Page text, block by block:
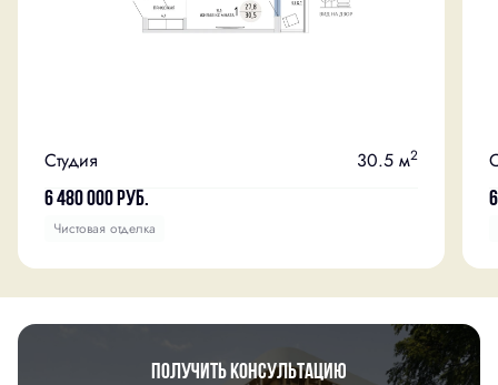
Студия 30.5 м2
6 480 000руб.
Чистовая отделка
Получить консультацию